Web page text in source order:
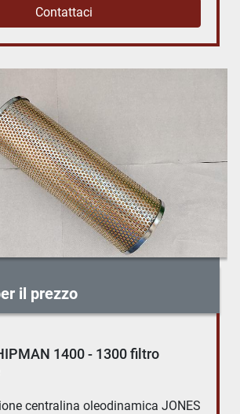
Contattaci
il prezzo
1400 - 1300 filtro
centralina oleodinamica JONES